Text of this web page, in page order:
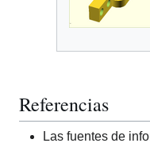
Referencias
Las fuentes de